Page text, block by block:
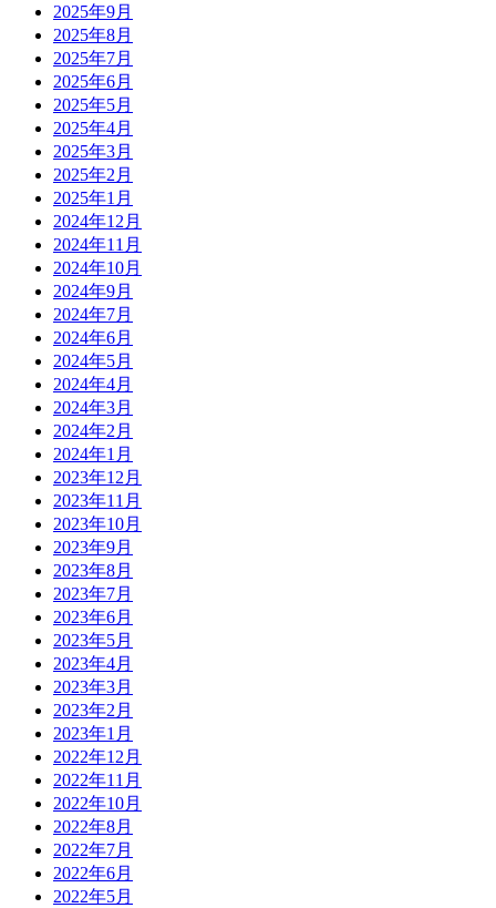
2025年9月
2025年8月
2025年7月
2025年6月
2025年5月
2025年4月
2025年3月
2025年2月
2025年1月
2024年12月
2024年11月
2024年10月
2024年9月
2024年7月
2024年6月
2024年5月
2024年4月
2024年3月
2024年2月
2024年1月
2023年12月
2023年11月
2023年10月
2023年9月
2023年8月
2023年7月
2023年6月
2023年5月
2023年4月
2023年3月
2023年2月
2023年1月
2022年12月
2022年11月
2022年10月
2022年8月
2022年7月
2022年6月
2022年5月